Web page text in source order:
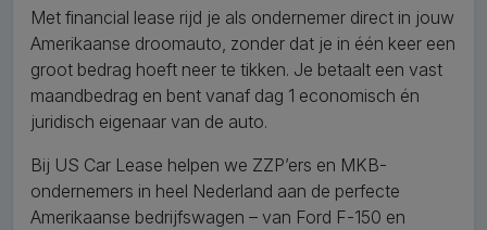
Met financial lease rijd je als ondernemer direct in jouw
Amerikaanse droomauto, zonder dat je in één keer een
groot bedrag hoeft neer te tikken. Je betaalt een vast
maandbedrag en bent vanaf dag 1 economisch én
juridisch eigenaar van de auto.
Bij US Car Lease helpen we ZZP’ers en MKB-
ondernemers in heel Nederland aan de perfecte
Amerikaanse bedrijfswagen – van Ford F-150 en